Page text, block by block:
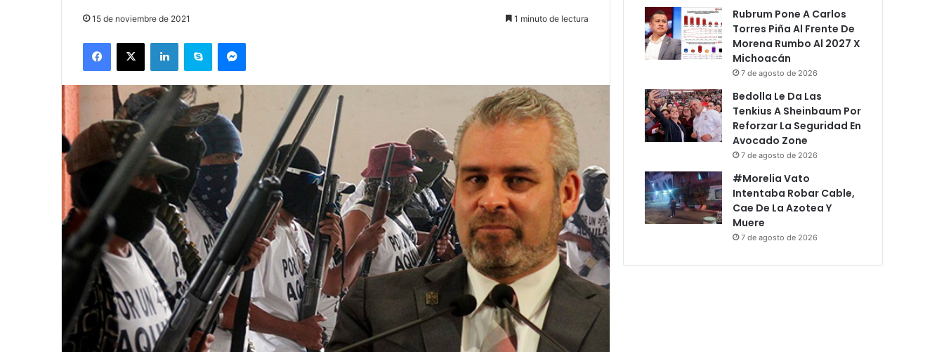
15 de noviembre de 2021 1 minuto de lectura
Facebook
X LinkedInSkype Messenger
Rubrum Pone A Carlos
Torres Piña Al Frente De
Morena Rumbo Al 2027 X
Michoacán
7 de agosto de 2026
Bedolla Le Da Las
Tenkius A Sheinbaum Por
Reforzar La Seguridad En
Avocado Zone
7 de agosto de 2026
#Morelia Vato
Intentaba Robar Cable,
Cae De La Azotea Y
Muere
7 de agosto de 2026